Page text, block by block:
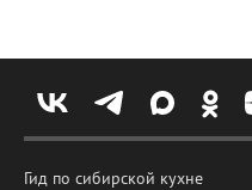
Гид по сибирской кухне